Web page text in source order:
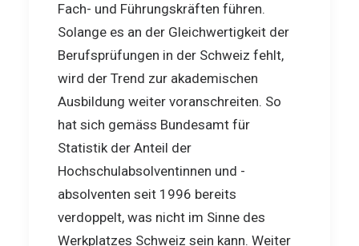
Fach- und Führungskräften führen.
Solange es an der Gleichwertigkeit der
Berufsprüfungen in der Schweiz fehlt,
wird der Trend zur akademischen
Ausbildung weiter voranschreiten. So
hat sich gemäss Bundesamt für
Statistik der Anteil der
Hochschulabsolventinnen und -
absolventen seit 1996 bereits
verdoppelt, was nicht im Sinne des
Werkplatzes Schweiz sein kann. Weiter